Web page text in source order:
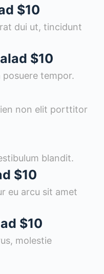
$10
dui ut, tincidunt
$10
posuere tempor.
non elit porttitor
blandit.
$10
eu arcu sit amet
$10
molestie